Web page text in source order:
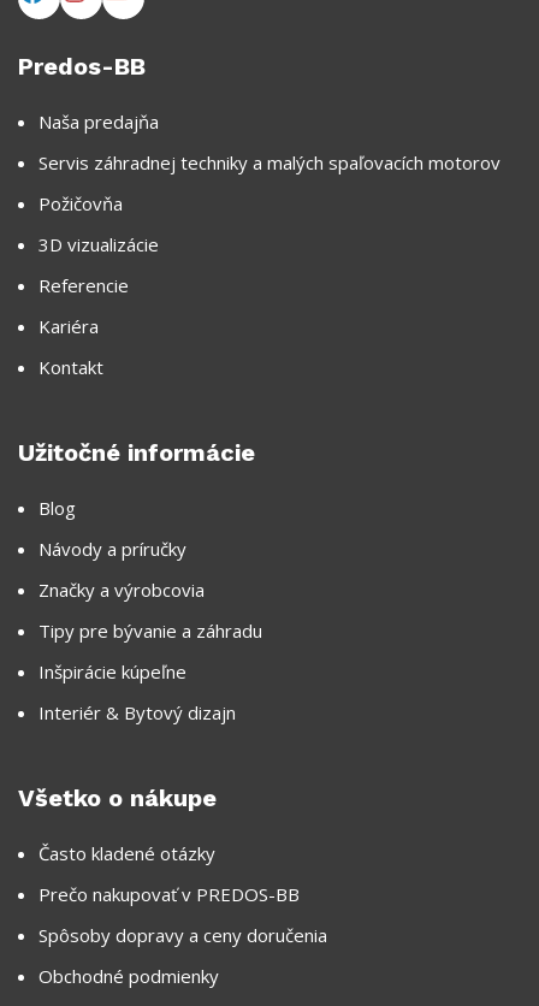
Predos-BB
Naša predajňa
Servis záhradnej techniky a malých spaľovacích motorov
Požičovňa
3D vizualizácie
Referencie
Kariéra
Kontakt
Užitočné informácie
Blog
Návody a príručky
Značky a výrobcovia
Tipy pre bývanie a záhradu
Inšpirácie kúpeľne
Interiér & Bytový dizajn
Všetko o nákupe
Často kladené otázky
Prečo nakupovať v PREDOS-BB
Spôsoby dopravy a ceny doručenia
Obchodné podmienky